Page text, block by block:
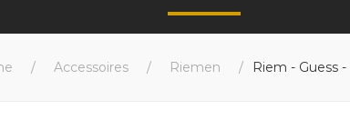
/ Accessoires / Riemen / Riem - Guess